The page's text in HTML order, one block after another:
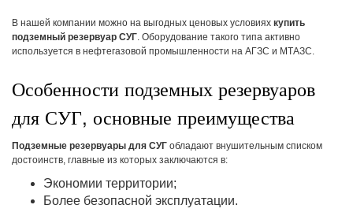
В нашей компании можно на выгодных ценовых условиях купить
подземный резервуар СУГ. Оборудование такого типа активно
используется в нефтегазовой промышленности на АГЗС и МТАЗС.
Особенности подземных резервуаров
для СУГ, основные преимущества
Подземные резервуары для СУГ обладают внушительным списком
достоинств, главные из которых заключаются в:
Экономии территории;
Более безопасной эксплуатации.